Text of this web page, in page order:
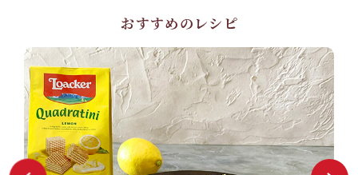
おすすめのレシピ